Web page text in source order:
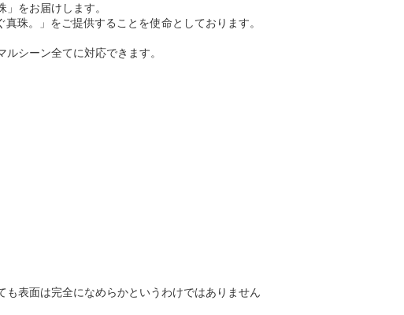
をお届けします。
珠。」をご提供することを使命としております。
シーン全てに対応できます。
も表面は完全になめらかというわけではありません